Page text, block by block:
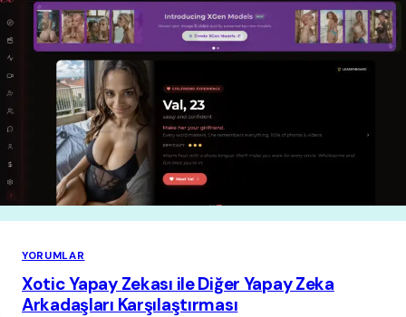
YORUMLAR
Xotic Yapay Zekası ile Diğer Yapay Zeka
Arkadaşları Karşılaştırması